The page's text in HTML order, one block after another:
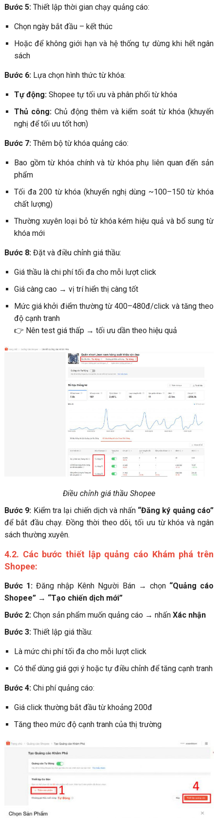
Bước 5:Thiết lập thời gian chạy quảng cáo:
Chọn ngày bắt đầu – kết thúc
Hoặc để không giới hạn và hệ thống tự dừng khi hết ngân
sách
Bước 6:Lựa chọn hình thức từ khóa:
Tự động:Shopee tự tối ưu và phân phối từ khóa
Thủ công:Chủ động thêm và kiểm soát từ khóa (khuyến
nghị để tối ưu tốt hơn)
Bước 7:Thêm bộ từ khóa quảng cáo:
Bao gồm từ khóa chính và từ khóa phụ liên quan đến sản
phẩm
Tối đa 200 từ khóa (khuyến nghị dùng ~100–150 từ khóa
chất lượng)
Thường xuyên loại bỏ từ khóa kém hiệu quả và bổ sung từ
khóa mới
Bước 8:Đặt và điều chỉnh giá thầu:
Giá thầu là chi phí tối đa cho mỗi lượt click
Giá càng cao → vị trí hiển thị càng tốt
Mức giá khởi điểm thường từ 400–480đ/click và tăng theo
độ cạnh tranh
👉 Nên test giá thấp → tối ưu dần theo hiệu quả
Điều chỉnh giá thầu Shopee
Bước 9: Kiểm tra lại chiến dịch và nhấn “Đăng ký quảng cáo”
để bắt đầu chạy. Đồng thời theo dõi, tối ưu từ khóa và ngân
sách thường xuyên.
4.2. Các bước thiết lập quảng cáo Khám phá trên
Shopee:
Bước 1: Đăng nhập Kênh Người Bán → chọn “Quảng cáo
Shopee”→ “Tạo chiến dịch mới”
Bước 2:Chọn sản phẩm muốn quảng cáo → nhấn Xác nhận
Bước 3:Thiết lập giá thầu:
Là mức chi phí tối đa cho mỗi lượt click
Có thể dùng giá gợi ý hoặc tự điều chỉnh để tăng cạnh tranh
Bước 4:Chi phí quảng cáo:
Giá click thường bắt đầu từ khoảng 200đ
Tăng theo mức độ cạnh tranh của thị trường